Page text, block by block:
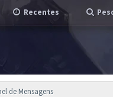
Recentes
de Mensagens